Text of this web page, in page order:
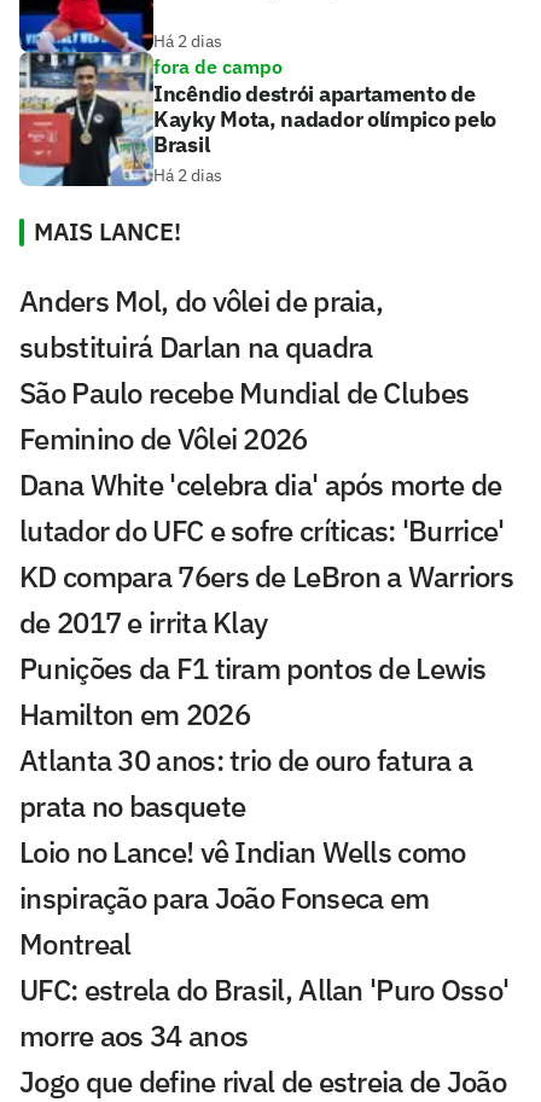
Há 2 dias
fora de campo
Incêndio destrói apartamento de
Kayky Mota, nadador olímpico pelo
Brasil
Há 2 dias
MAIS LANCE!
Anders Mol, do vôlei de praia,
substituirá Darlan na quadra
São Paulo recebe Mundial de Clubes
Feminino de Vôlei 2026
Dana White 'celebra dia' após morte de
lutador do UFC e sofre críticas: 'Burrice'
KD compara 76ers de LeBron a Warriors
de 2017 e irrita Klay
Punições da F1 tiram pontos de Lewis
Hamilton em 2026
Atlanta 30 anos: trio de ouro fatura a
prata no basquete
Loio no Lance! vê Indian Wells como
inspiração para João Fonseca em
Montreal
UFC: estrela do Brasil, Allan 'Puro Osso'
morre aos 34 anos
Jogo que define rival de estreia de João